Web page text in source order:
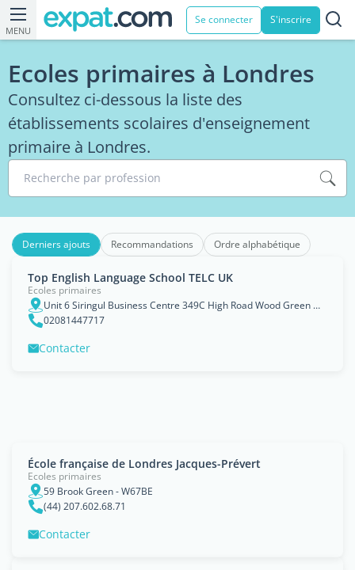
MENU
Se connecter S'inscrire
Ecoles primaires à Londres
Consultez ci-dessous la liste des
établissements scolaires d'enseignement
primaire à Londres.
Recherche par profession
Derniers ajouts Recommandations Ordre alphabétique
Top English Language School TELC UK
Ecoles primaires
Unit 6 Siringul Business Centre 349C High Road Wood Green N22 8JA, London
02081447717
Contacter
École française de Londres Jacques-Prévert
Ecoles primaires
59 Brook Green - W67BE
(44) 207.602.68.71
Contacter